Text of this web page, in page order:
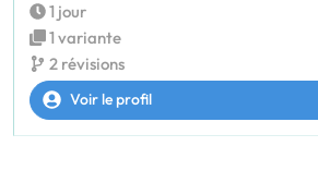
1 jour
1 variante
2 révisions
Voir le profil